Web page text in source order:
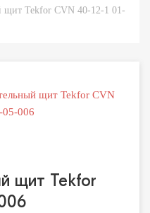
щит Tekfor CVN 40-12-1 01-
щит Tekfor